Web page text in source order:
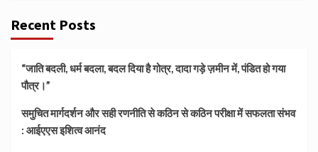
Recent Posts
“जाति बदली, धर्म बदला, बदल दिया है गोत्र, दादा गड़े ज़मीन में, पंडित हो गया
पौत्र।”
समुचित मार्गदर्शन और सही रणनीति से कठिन से कठिन परीक्षा में सफलता संभव
: आईएएस इशित्व आनंद